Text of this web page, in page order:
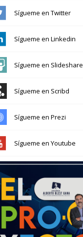
Sígueme en Twitter
Sígueme en Linkedin
Sígueme en Slideshare
Sígueme en Scribd
Sígueme en Prezi
Sígueme en Youtube